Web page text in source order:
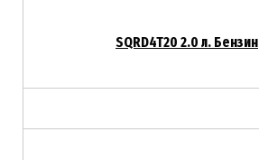
SQRD4T20 2.0 л. Бензин